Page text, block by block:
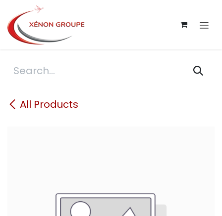
Skip to Content
All Products